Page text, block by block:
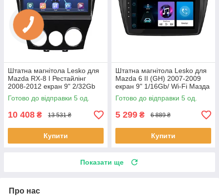
Штатна магнітола Lesko для
Mazda RX-8 I Рестайлінг
2008-2012 екран 9" 2/32Gb
4G Wi-Fi GPS Top 5 шт.
Готово до відправки 5 од.
10 408 ₴ 13 531 ₴
Купити
Штатна магнітола Lesko для
Mazda 6 II (GH) 2007-2009
екран 9" 1/16Gb/ Wi-Fi Мазда
5 шт.
Готово до відправки 5 од.
5 299 ₴ 6 889 ₴
Купити
Показати ще
Про нас